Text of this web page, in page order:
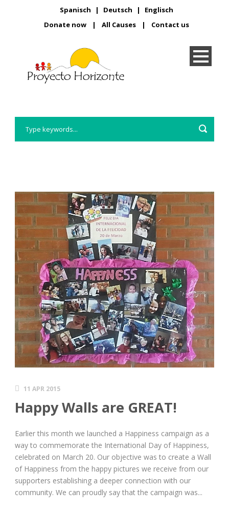
Spanisch | Deutsch |
Englisch
Donate now
| All Causes | Contact us
11 APR 2015
Happy Walls are GREAT!
Earlier this month we launched a Happiness campaign as a
way to commemorate the International Day of Happiness,
celebrated on March 20. Our objective was to create a Wall
of Happiness from the happy pictures we receive from our
supporters establishing a deeper connection with our
community. We can proudly say that the campaign was...